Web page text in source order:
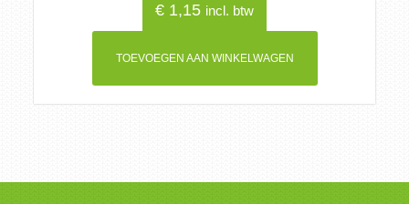
€ 1,15 incl. btw
TOEVOEGEN AAN WINKELWAGEN